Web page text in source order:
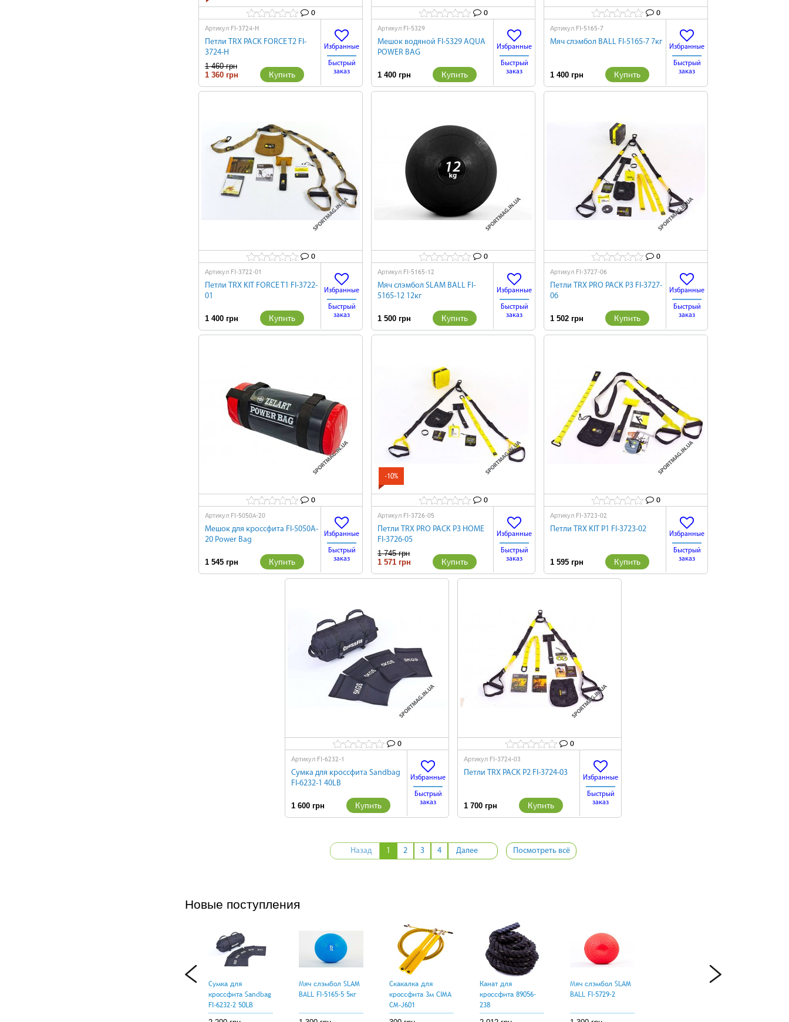
0
Артикул FI-3724-H
Петли TRX PACK FORCE T2 FI-
3724-H
1 460 грн
1 360 грн
Купить
Избранные
Быстрый
заказ
0
Артикул FI-5329
Мешок водяной FI-5329 AQUA
POWER BAG
1 400 грн Купить
Избранные
Быстрый
заказ
0
Артикул FI-5165-7
Мяч слэмбол BALL FI-5165-7 7кг
1 400 грн Купить
Избранные
Быстрый
заказ
0
Артикул FI-3722-01
Петли TRX KIT FORCE T1 FI-3722-
01
1 400 грн Купить
Избранные
Быстрый
заказ
0
Артикул FI-5165-12
Мяч слэмбол SLAM BALL FI-
5165-12 12кг
1 500 грн Купить
Избранные
Быстрый
заказ
0
Артикул FI-3727-06
Петли TRX PRO PACK P3 FI-3727-
06
1 502 грн Купить
Избранные
Быстрый
заказ
0
Артикул FI-5050A-20
Мешок для кроссфита FI-5050A-
20 Power Bag
1 545 грн Купить
Избранные
Быстрый
заказ
0
-10%
Артикул FI-3726-05
Петли TRX PRO PACK P3 HOME
FI-3726-05
1 745 грн
1 571 грн
Купить
Избранные
Быстрый
заказ
0
Артикул FI-3723-02
Петли TRX KIT P1 FI-3723-02
1 595 грн Купить
Избранные
Быстрый
заказ
0
Артикул FI-6232-1
Сумка для кроссфита Sandbag
FI-6232-1 40LB
1 600 грн Купить
Избранные
Быстрый
заказ
0
Артикул FI-3724-03
Петли TRX PACK P2 FI-3724-03
1 700 грн Купить
Избранные
Быстрый
заказ
Назад 1 2 3 4 Далее Посмотреть всё
Новые поступления
Сумка для
кроссфита Sandbag
FI-6232-2 50LB
Мяч слэмбол SLAM
BALL FI-5165-5 5кг
Скакалка для
кроссфита 3м CIMA
CM-J601
Канат для
кроссфита 89056-
238
Мяч слэмбол SLAM
BALL FI-5729-2